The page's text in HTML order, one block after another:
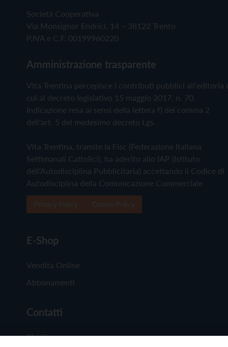
Società Cooperativa
Via Monsignor Endrici, 14 – 38122 Trento
P.IVA e C.F. 00199960220
Amministrazione trasparente
Vita Trentina percepisce i contributi pubblici all'editoria
cui al decreto legislativo 15 maggio 2017, n. 70.
Indicazione resa ai sensi della lettera f) del comma 2
dell'art. 5 del medesimo decreto Lgs.
Vita Trentina, tramite la Fisc (Federazione Italiana
Settimanali Cattolici), ha aderito allo IAP (Istituto
dell'Autodisciplina Pubblicitaria) accettando il Codice di
Autodisciplina della Comunicazione Commerciale
E-Shop
Vendita Online
Abbonamenti
Contatti
Chi Siamo